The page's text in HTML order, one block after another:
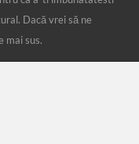
Dacă vrei să ne
mai sus.